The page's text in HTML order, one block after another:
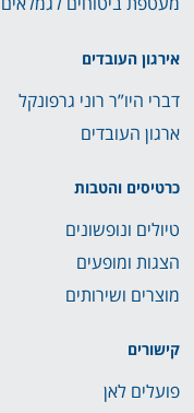
מעטפת ביטוחים לגמלאים
אירגון העובדים
דברי היו”ר רוני גרפונקל
ארגון העובדים
כרטיסים והטבות
טיולים ונופשונים
הצגות ומופעים
מוצרים ושירותים
קישורים
פועלים לאן